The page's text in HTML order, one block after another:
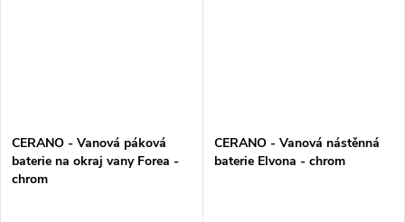
CERANO - Vanová páková
baterie na okraj vany Forea -
chrom
CERANO - Vanová nástěnná
baterie Elvona - chrom